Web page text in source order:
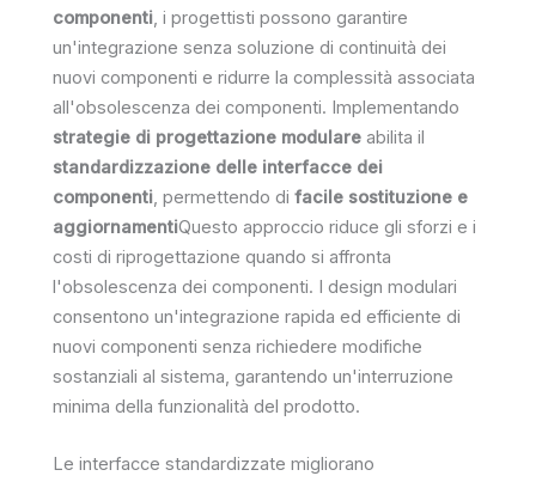
componenti, i progettisti possono garantire
un'integrazione senza soluzione di continuità dei
nuovi componenti e ridurre la complessità associata
all'obsolescenza dei componenti. Implementando
strategie di progettazione modulare abilita il
standardizzazione delle interfacce dei
componenti, permettendo di facile sostituzione e
aggiornamentiQuesto approccio riduce gli sforzi e i
costi di riprogettazione quando si affronta
l'obsolescenza dei componenti. I design modulari
consentono un'integrazione rapida ed efficiente di
nuovi componenti senza richiedere modifiche
sostanziali al sistema, garantendo un'interruzione
minima della funzionalità del prodotto.
Le interfacce standardizzate migliorano